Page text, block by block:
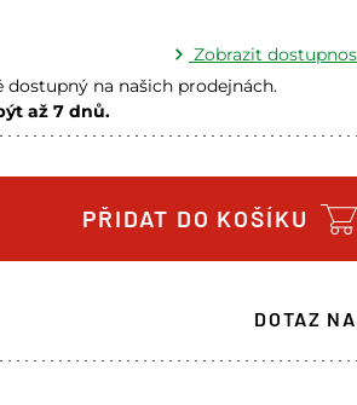
PŘIDAT DO KOŠÍKU
Zobrazit
na našich prodejnách.
až 7 dnů.
je pouze orientační.
mohou lišit od cen na e-shopu.
DOTAZ